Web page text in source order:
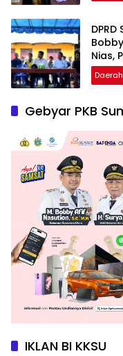
Nias,
Daerah
Gebyar PKB
IKLAN BI KKSU